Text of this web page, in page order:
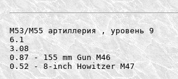
M53/M55 артиллерия , уровень 9
6.1
3.08
0.87 - 155 mm Gun M46
0.52 - 8-inch Howitzer M47